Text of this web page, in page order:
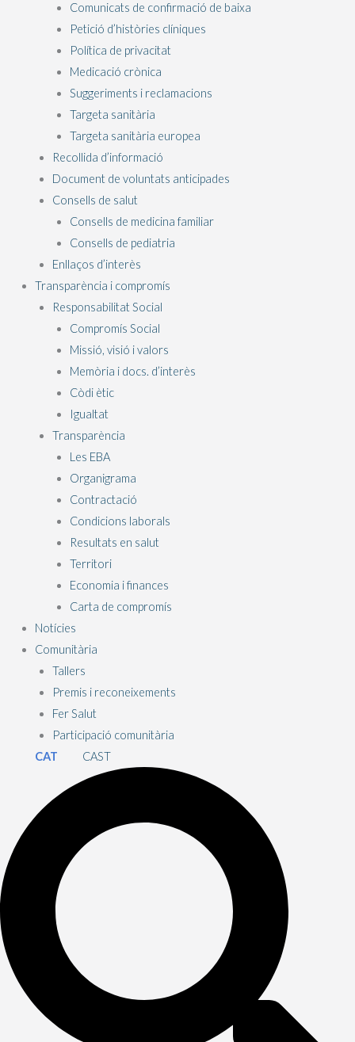
Comunicats de confirmació de baixa
Petició d’històries clíniques
Política de privacitat
Medicació crònica
Suggeriments i reclamacions
Targeta sanitària
Targeta sanitària europea
Recollida d’informació
Document de voluntats anticipades
Consells de salut
Consells de medicina familiar
Consells de pediatria
Enllaços d’interès
Transparència i compromís
Responsabilitat Social
Compromís Social
Missió, visió i valors
Memòria i docs. d’interès
Còdi ètic
Igualtat
Transparència
Les EBA
Organigrama
Contractació
Condicions laborals
Resultats en salut
Territori
Economia i finances
Carta de compromís
Notícies
Comunitària
Tallers
Premis i reconeixements
Fer Salut
Participació comunitària
CAT
CAST